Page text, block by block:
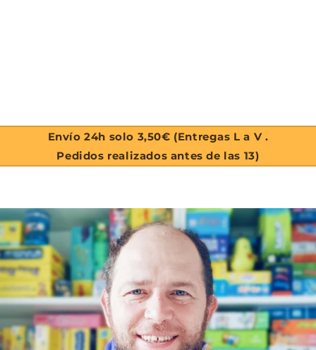
Envío 24h solo 3,50€ (Entregas L a V .
Pedidos realizados antes de las 13)